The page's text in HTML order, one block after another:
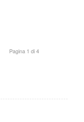
Pagina 1 di 4